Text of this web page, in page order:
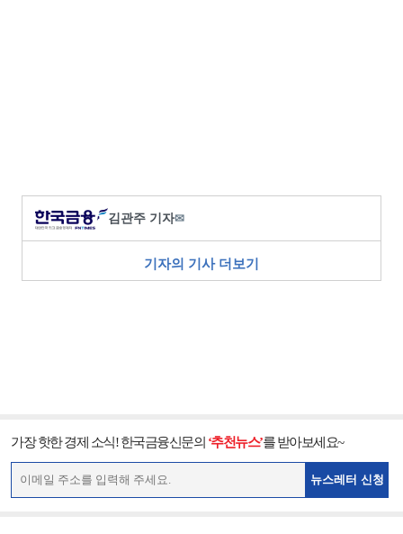
김관주 기자✉
기자의 기사 더보기
가장 핫한 경제 소식! 한국금융신문의 ‘추천뉴스’를 받아보세요~
뉴스레터 신청